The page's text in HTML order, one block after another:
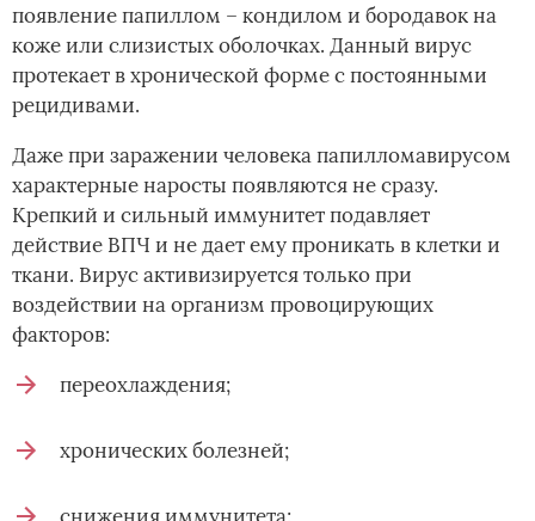
появление папиллом – кондилом и бородавок на
коже или слизистых оболочках. Данный вирус
протекает в хронической форме с постоянными
рецидивами.
Даже при заражении человека папилломавирусом
характерные наросты появляются не сразу.
Крепкий и сильный иммунитет подавляет
действие ВПЧ и не дает ему проникать в клетки и
ткани. Вирус активизируется только при
воздействии на организм провоцирующих
факторов:
переохлаждения;
хронических болезней;